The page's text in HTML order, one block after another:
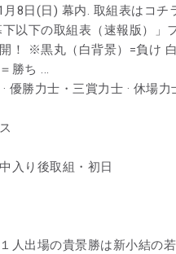
8日(日) 幕内. 取組表はコチ
下以下の取組表（速報版）」
！ ※黒丸（白背景）=負け
勝ち ...
優勝力士・三賞力士 · ‎休場力
入り後取組・初日
人出場の貴景勝は新小結の若